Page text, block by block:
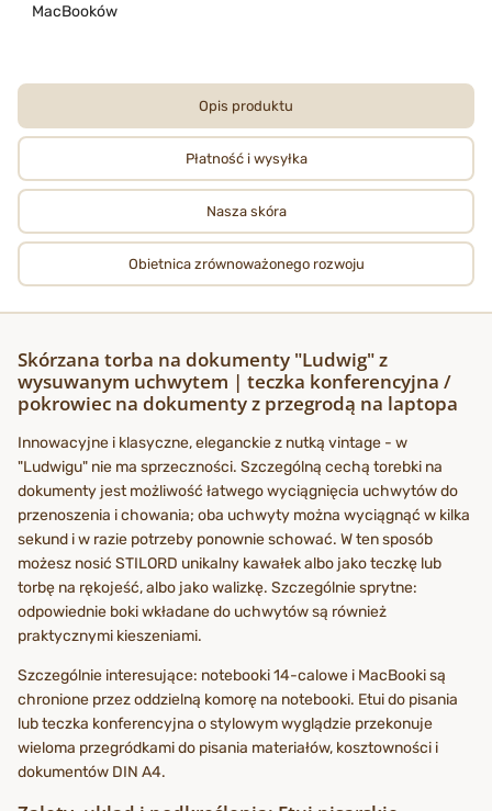
MacBooków
Opis produktu
Płatność i wysyłka
Nasza skóra
Obietnica zrównoważonego rozwoju
Skórzana torba na dokumenty "Ludwig" z
wysuwanym uchwytem | teczka konferencyjna /
pokrowiec na dokumenty z przegrodą na laptopa
Innowacyjne i klasyczne, eleganckie z nutką vintage - w
"Ludwigu" nie ma sprzeczności. Szczególną cechą torebki na
dokumenty jest możliwość łatwego wyciągnięcia uchwytów do
przenoszenia i chowania; oba uchwyty można wyciągnąć w kilka
sekund i w razie potrzeby ponownie schować. W ten sposób
możesz nosić STILORD unikalny kawałek albo jako teczkę lub
torbę na rękojeść, albo jako walizkę. Szczególnie sprytne:
odpowiednie boki wkładane do uchwytów są również
praktycznymi kieszeniami.
Szczególnie interesujące: notebooki 14-calowe i MacBooki są
chronione przez oddzielną komorę na notebooki. Etui do pisania
lub teczka konferencyjna o stylowym wyglądzie przekonuje
wieloma przegródkami do pisania materiałów, kosztowności i
dokumentów DIN A4.